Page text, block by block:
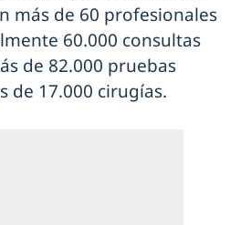
más de 60 profesionales
60.000 consultas
de 82.000 pruebas
de 17.000 cirugías.